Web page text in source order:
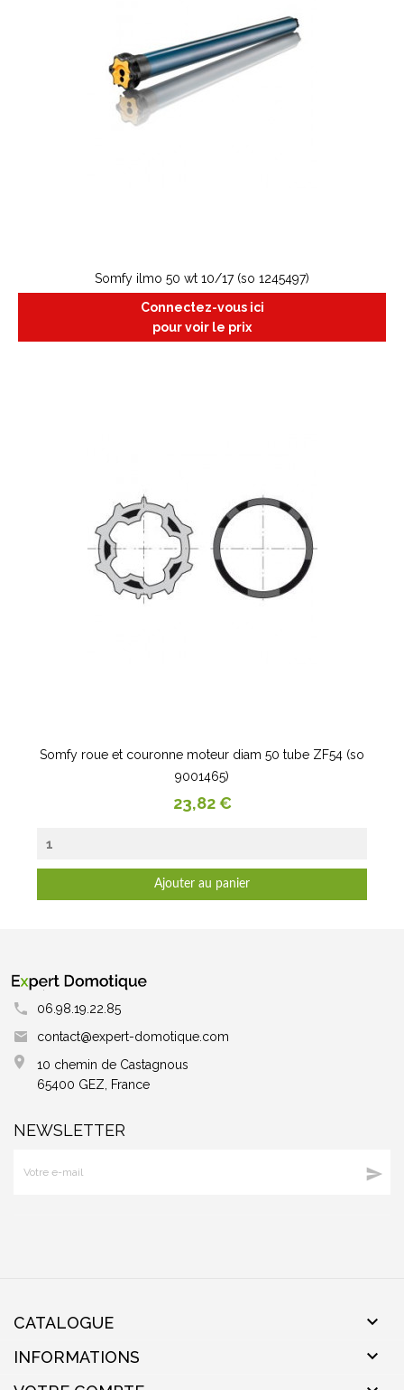
Somfy ilmo 50 wt 10/17 (so 1245497)
Connectez-vous ici
pour voir le prix
Somfy roue et couronne moteur diam 50 tube ZF54 (so
9001465)
Prix
23,82 €
Ajouter au panier
06.98.19.22.85
contact@expert-domotique.com
10 chemin de Castagnous
65400 GEZ, France
NEWSLETTER

CATALOGUE 
INFORMATIONS 